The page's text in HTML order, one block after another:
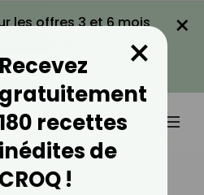
les offres 3 et 6 mois
LA PROMO
×
Hépatique ?
Recevez
gratuitement
recettes
inédites de
CROQ !
×